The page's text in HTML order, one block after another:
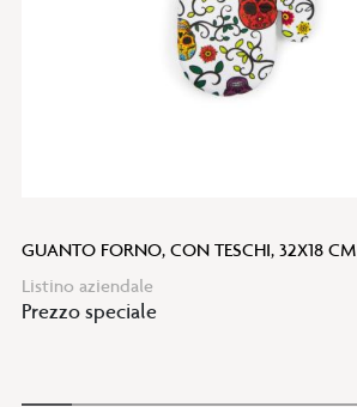
GUANTO FORNO, CON TESCHI, 32X18 CM
Listino aziendale
Prezzo speciale